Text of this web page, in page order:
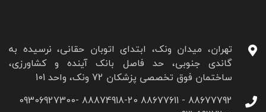
تهران، میدان ونک، ابتدای اتوبان حقانی، نرسیده به
گاندی جنوبی، حد فاصل بانک آینده و کشاورزی،
ساختمان فوق تخصصی پزشکان 72 ونک، واحد 101
88677792 - 88677611 88874918-20 09306927300-